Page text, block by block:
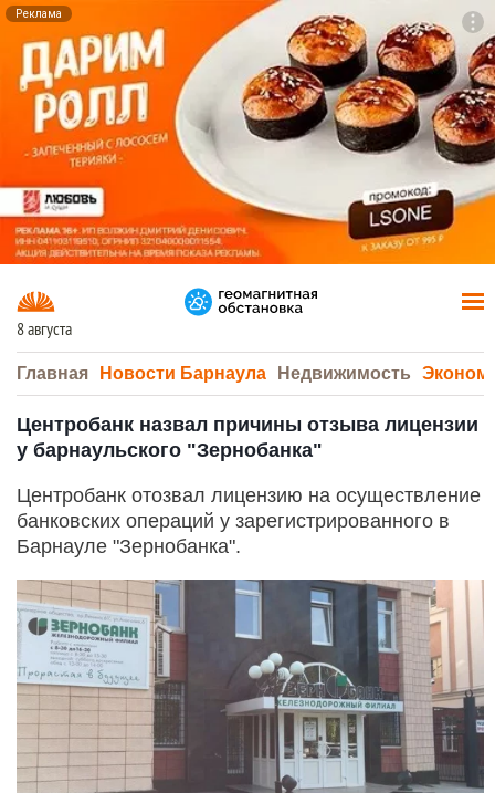
Реклама
8 августа
Главная Новости Барнаула Недвижимость
Центробанк назвал причины отзыва лицензии
у барнаульского "Зернобанка"
Центробанк отозвал лицензию на осуществление
банковских операций у зарегистрированного в
Барнауле "Зернобанка".